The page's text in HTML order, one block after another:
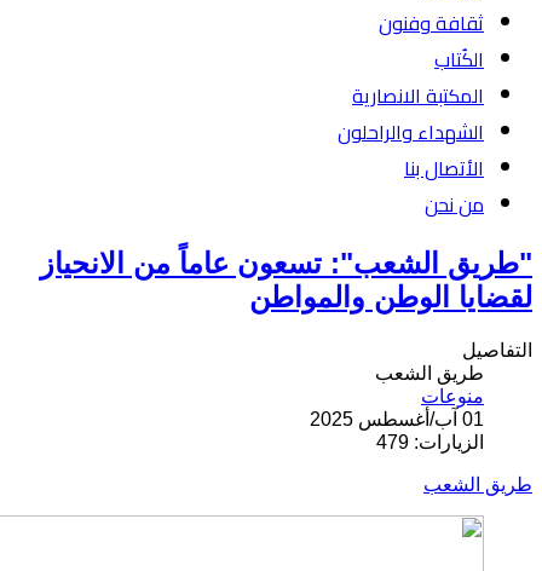
ثقافة وفنون
الكُتاب
المكتبة الانصارية
الشهداء والراحلون
الأتصال بنا
من نحن
"طريق الشعب": تسعون عاماً من الانحياز
لقضايا الوطن والمواطن
التفاصيل
طريق الشعب
منوعات
01 آب/أغسطس 2025
الزيارات: 479
طريق الشعب